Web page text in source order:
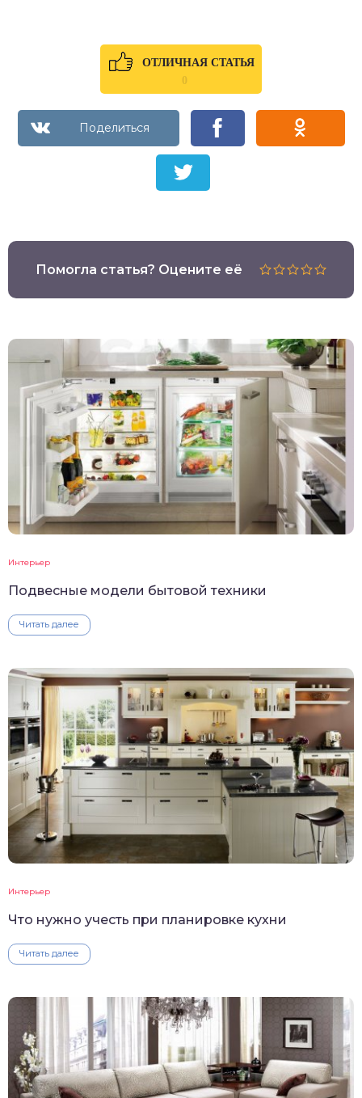
ОТЛИЧНАЯ СТАТЬЯ
0
Помогла статья? Оцените её
Интерьер
Подвесные модели бытовой техники
Читать далее
Интерьер
Что нужно учесть при планировке кухни
Читать далее